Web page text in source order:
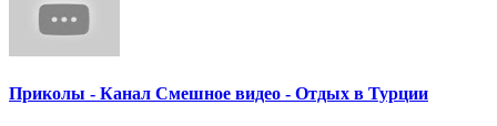
Приколы - Канал Смешное видео - Отдых в Турции